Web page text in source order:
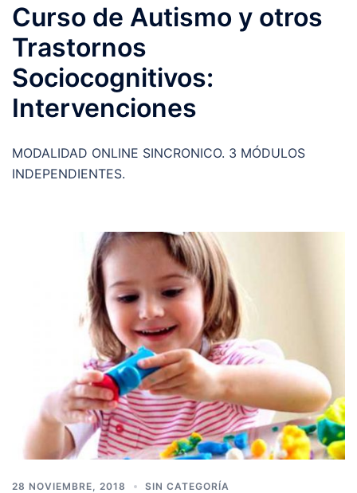
Curso de Autismo y otros
Trastornos
Sociocognitivos:
Intervenciones
MODALIDAD ONLINE SINCRONICO. 3 MÓDULOS
INDEPENDIENTES.
28 NOVIEMBRE, 2018 SIN CATEGORÍA